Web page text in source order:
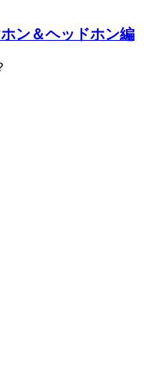
ン＆ヘッドホン編